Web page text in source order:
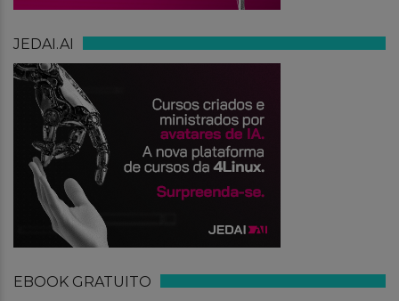
JEDAI.AI
EBOOK GRATUITO